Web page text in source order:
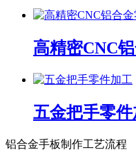
高精密CNC
五金把手零
铝合金手板制作工艺流程